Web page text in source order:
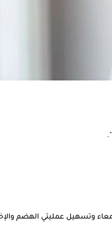
وتسهيل عمليتي الهضم